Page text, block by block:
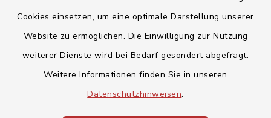
Cookies einsetzen, um eine optimale Darstellung unserer
Website zu ermöglichen. Die Einwilligung zur Nutzung
weiterer Dienste wird bei Bedarf gesondert abgefragt.
Weitere Informationen finden Sie in unseren
Datenschutzhinweisen.
Datenschutz
Impressum
Sitemap
Cookie-Einstellungen